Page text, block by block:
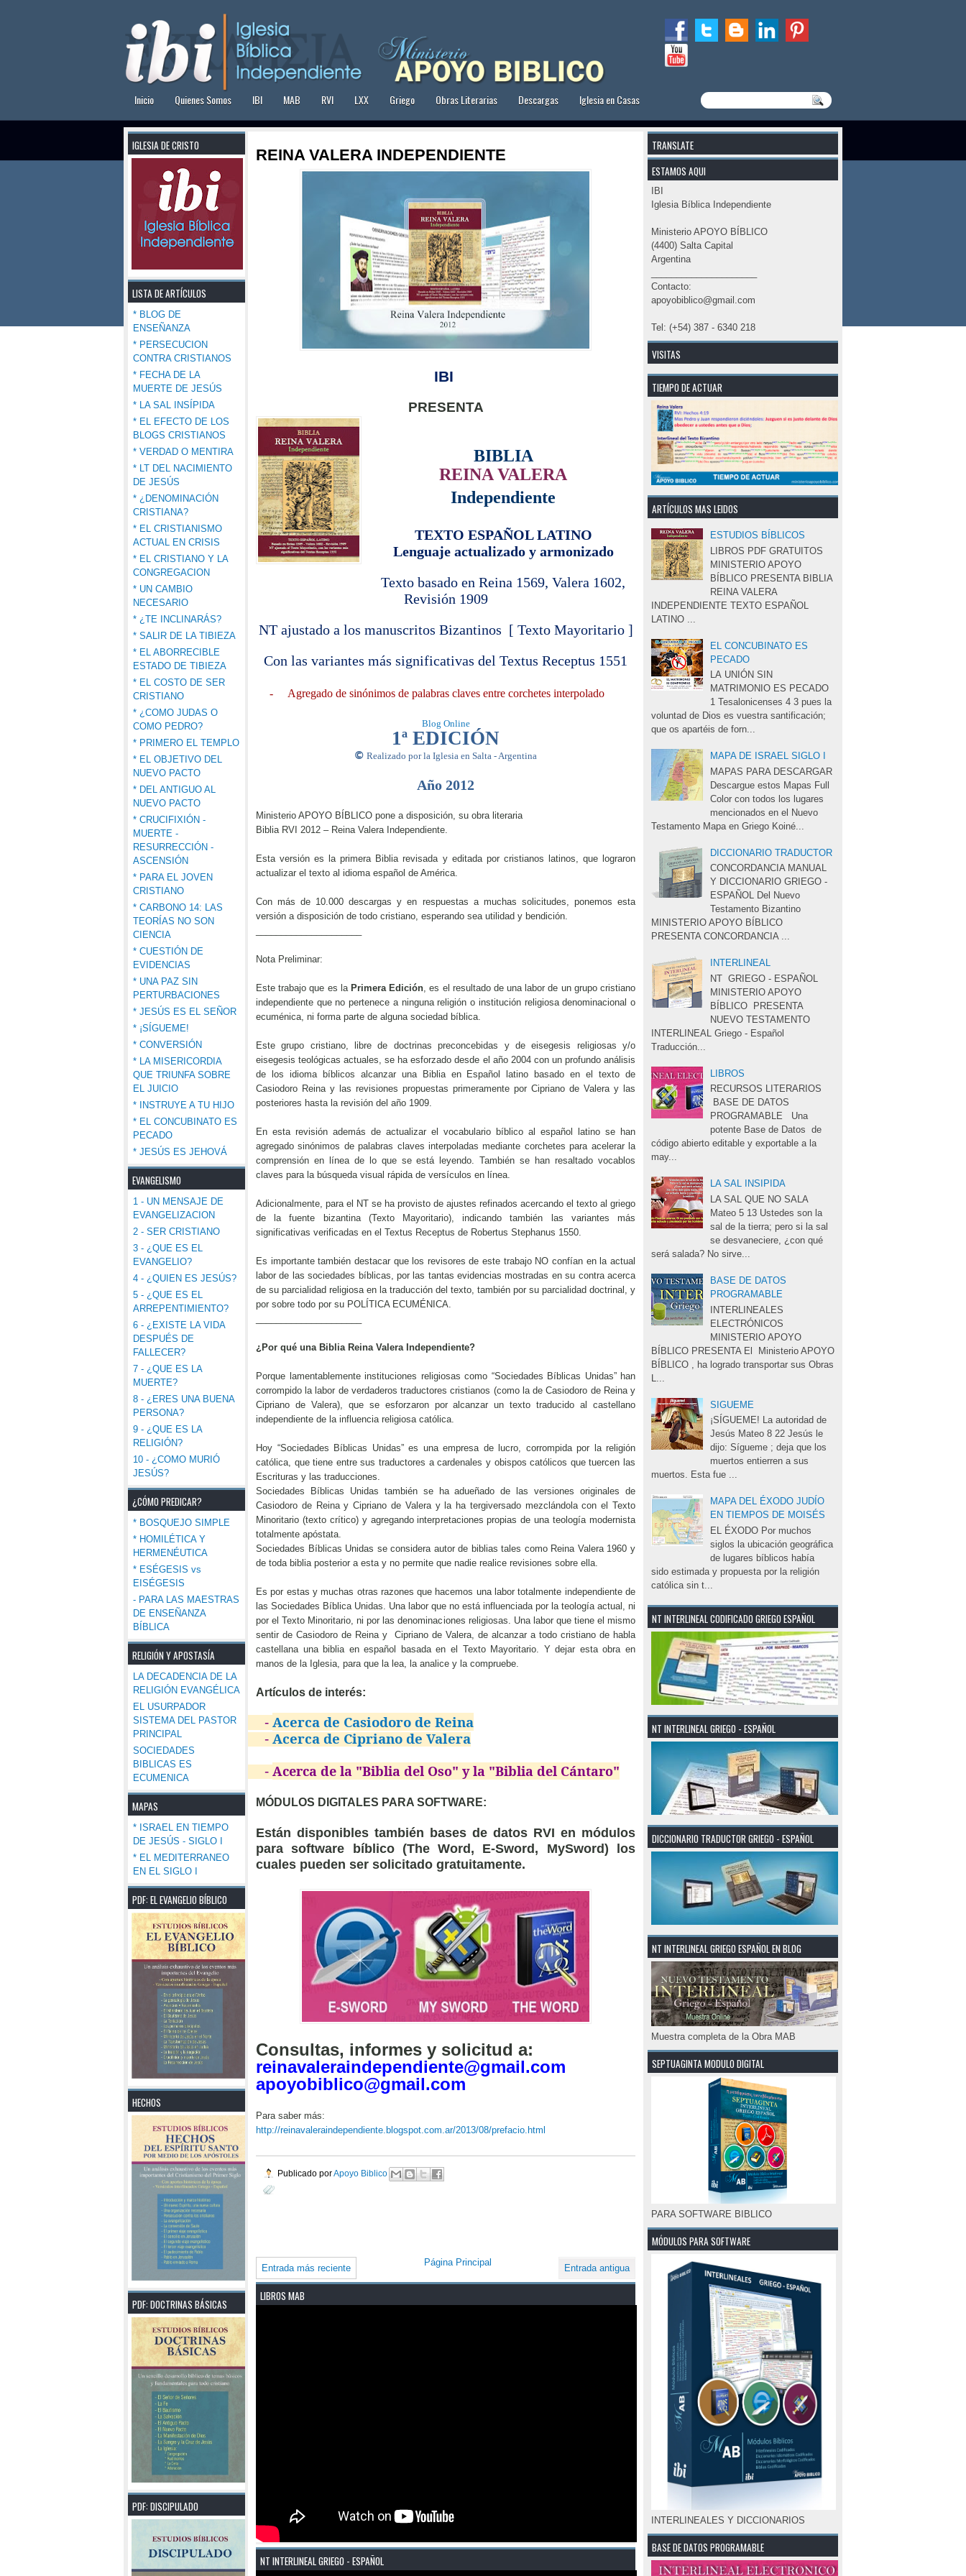
Inicio Quienes Somos IBI MAB RVI LXX Griego Obras Literarias Descargas Iglesia en Casas
TRANSLATE
ESTAMOS AQUI
IBI
Iglesia Bíblica Independiente
Ministerio APOYO BÍBLICO
(4400) Salta Capital
Argentina
Contacto:
apoyobiblico@gmail.com
Tel: (+54) 387 - 6340 218
VISITAS
TIEMPO DE ACTUAR
ARTÍCULOS MAS LEIDOS
ESTUDIOS BÍBLICOS
LIBROS PDF GRATUITOS
MINISTERIO APOYO
BÍBLICO PRESENTA BIBLIA
REINA VALERA
INDEPENDIENTE TEXTO ESPAÑOL
LATINO ...
EL CONCUBINATO ES
PECADO
LA UNIÓN SIN
MATRIMONIO ES PECADO
1 Tesalonicenses 4 3 pues la
voluntad de Dios es vuestra santificación;
que os apartéis de forn...
MAPA DE ISRAEL SIGLO I
MAPAS PARA DESCARGAR
Descargue estos Mapas Full
Color con todos los lugares
mencionados en el Nuevo
Testamento Mapa en Griego Koiné...
DICCIONARIO TRADUCTOR
CONCORDANCIA MANUAL
Y DICCIONARIO GRIEGO -
ESPAÑOL Del Nuevo
Testamento Bizantino
MINISTERIO APOYO BÍBLICO
PRESENTA CONCORDANCIA ...
INTERLINEAL
NT GRIEGO - ESPAÑOL
MINISTERIO APOYO
BÍBLICO PRESENTA
NUEVO TESTAMENTO
INTERLINEAL Griego - Español
Traducción...
LIBROS
RECURSOS LITERARIOS
BASE DE DATOS
PROGRAMABLE Una
potente Base de Datos de
código abierto editable y exportable a la
may...
LA SAL INSIPIDA
LA SAL QUE NO SALA
Mateo 5 13 Ustedes son la
sal de la tierra; pero si la sal
se desvaneciere, ¿con qué
será salada? No sirve...
BASE DE DATOS
PROGRAMABLE
INTERLINEALES
ELECTRÓNICOS
MINISTERIO APOYO
BÍBLICO PRESENTA El Ministerio APOYO
BÍBLICO , ha logrado transportar sus Obras
L...
SIGUEME
¡SÍGUEME! La autoridad de
Jesús Mateo 8 22 Jesús le
dijo: Sígueme ; deja que los
muertos entierren a sus
muertos. Esta fue ...
MAPA DEL ÉXODO JUDÍO
EN TIEMPOS DE MOISÉS
EL ÉXODO Por muchos
siglos la ubicación geográfica
de lugares bíblicos había
sido estimada y propuesta por la religión
católica sin t...
NT INTERLINEAL CODIFICADO GRIEGO ESPAÑOL
NT INTERLINEAL GRIEGO - ESPAÑOL
DICCIONARIO TRADUCTOR GRIEGO - ESPAÑOL
NT INTERLINEAL GRIEGO ESPAÑOL EN BLOG
Muestra completa de la Obra MAB
SEPTUAGINTA MODULO DIGITAL
PARA SOFTWARE BIBLICO
MÓDULOS PARA SOFTWARE
INTERLINEALES Y DICCIONARIOS
BASE DE DATOS PROGRAMABLE
REINA VALERA INDEPENDIENTE
IBI
PRESENTA
BIBLIA
REINA VALERA
Independiente
TEXTO ESPAÑOL LATINO
Lenguaje actualizado y armonizado
Texto basado en Reina 1569, Valera 1602,
Revisión 1909
NT ajustado a los manuscritos Bizantinos [ Texto Mayoritario ]
Con las variantes más significativas del Textus Receptus 1551
- Agregado de sinónimos de palabras claves entre corchetes interpolado
Blog Online
1ª EDICIÓN
© Realizado por la Iglesia en Salta - Argentina
Año 2012
Ministerio APOYO BÍBLICO pone a disposición, su obra literaria
Biblia RVI 2012 – Reina Valera Independiente.
Esta versión es la primera Biblia revisada y editada por cristianos latinos, que lograron
actualizar el texto al idioma español de América.
Con más de 10.000 descargas y en respuestas a muchas solicitudes, ponemos esta
versión a disposición de todo cristiano, esperando sea utilidad y bendición.
Nota Preliminar:
Este trabajo que es la Primera Edición , es el resultado de una labor de un grupo cristiano
independiente que no pertenece a ninguna religión o institución religiosa denominacional o
ecuménica, ni forma parte de alguna sociedad bíblica.
Este grupo cristiano, libre de doctrinas preconcebidas y de eisegesis religiosas y/o
eisegesis teológicas actuales, se ha esforzado desde el año 2004 con un profundo análisis
de los idioma bíblicos alcanzar una Biblia en Español latino basado en el texto de
Casiodoro Reina y las revisiones propuestas primeramente por Cipriano de Valera y las
posteriores hasta la revisión del año 1909.
En esta revisión además de actualizar el vocabulario bíblico al español latino se han
agregado sinónimos de palabras claves interpoladas mediante corchetes para acelerar la
comprensión en línea de lo que se está leyendo. También se han resaltado vocablos
claves para la búsqueda visual rápida de versículos en línea.
Adicionalmente, para el NT se ha provisto de ajustes refinados acercando el texto al griego
de la fuente bizantina (Texto Mayoritario), indicando también las variantes más
significativas verificadas en el Textus Receptus de Robertus Stephanus 1550.
Es importante también destacar que los revisores de este trabajo NO confían en la actual
labor de las sociedades bíblicas, por las tantas evidencias mostradas en su contra acerca
de su parcialidad religiosa en la traducción del texto, también por su parcialidad doctrinal, y
por sobre todo por su POLÍTICA ECUMÉNICA.
¿Por qué una Biblia Reina Valera Independiente?
Porque lamentablemente instituciones religiosas como “Sociedades Bíblicas Unidas” han
corrompido la labor de verdaderos traductores cristianos (como la de Casiodoro de Reina y
Cipriano de Valera), que se esforzaron por alcanzar un texto traducido al castellano
independiente de la influencia religiosa católica.
Hoy “Sociedades Bíblicas Unidas” es una empresa de lucro, corrompida por la religión
católica, que tiene entre sus traductores a cardenales y obispos católicos que tuercen las
Escrituras y las traducciones.
Sociedades Bíblicas Unidas también se ha adueñado de las versiones originales de
Casiodoro de Reina y Cipriano de Valera y la ha tergiversado mezclándola con el Texto
Minoritario (texto crítico) y agregando interpretaciones propias de una teología modernista
totalmente apóstata.
Sociedades Bíblicas Unidas se considera autor de biblias tales como Reina Valera 1960 y
de toda biblia posterior a esta y no permite que nadie realice revisiones sobre ella.
Es por estas y muchas otras razones que hacemos una labor totalmente independiente de
las Sociedades Bíblica Unidas. Una labor que no está influenciada por la teología actual, ni
por el Texto Minoritario, ni por las denominaciones religiosas. Una labor que tiene el mismo
sentir de Casiodoro de Reina y Cipriano de Valera, de alcanzar a todo cristiano de habla
castellana una biblia en español basada en el Texto Mayoritario. Y dejar esta obra en
manos de la Iglesia, para que la lea, la analice y la compruebe.
Artículos de interés:
- Acerca de Casiodoro de Reina
- Acerca de Cipriano de Valera
- Acerca de la "Biblia del Oso" y la "Biblia del Cántaro"
MÓDULOS DIGITALES PARA SOFTWARE:
Están disponibles también bases de datos RVI en módulos
para software bíblico (The Word, E-Sword, MySword) los
cuales pueden ser solicitado gratuitamente.
Consultas, informes y solicitud a:
reinavaleraindependiente@gmail.com
apoyobiblico@gmail.com
Para saber más:
http://reinavaleraindependiente.blogspot.com.ar/2013/08/prefacio.html
Publicado por Apoyo Biblico
Entrada más reciente Entrada antigua
Página Principal
LIBROS MAB
NT INTERLINEAL GRIEGO - ESPAÑOL
IGLESIA DE CRISTO
LISTA DE ARTÍCULOS
* BLOG DE
ENSEÑANZA
* PERSECUCION
CONTRA CRISTIANOS
* FECHA DE LA
MUERTE DE JESÚS
* LA SAL INSÍPIDA
* EL EFECTO DE LOS
BLOGS CRISTIANOS
* VERDAD O MENTIRA
* LT DEL NACIMIENTO
DE JESÚS
* ¿DENOMINACIÓN
CRISTIANA?
* EL CRISTIANISMO
ACTUAL EN CRISIS
* EL CRISTIANO Y LA
CONGREGACION
* UN CAMBIO
NECESARIO
* ¿TE INCLINARÁS?
* SALIR DE LA TIBIEZA
* EL ABORRECIBLE
ESTADO DE TIBIEZA
* EL COSTO DE SER
CRISTIANO
* ¿COMO JUDAS O
COMO PEDRO?
* PRIMERO EL TEMPLO
* EL OBJETIVO DEL
NUEVO PACTO
* DEL ANTIGUO AL
NUEVO PACTO
* CRUCIFIXIÓN -
MUERTE -
RESURRECCIÓN -
ASCENSIÓN
* PARA EL JOVEN
CRISTIANO
* CARBONO 14: LAS
TEORÍAS NO SON
CIENCIA
* CUESTIÓN DE
EVIDENCIAS
* UNA PAZ SIN
PERTURBACIONES
* JESÚS ES EL SEÑOR
* ¡SÍGUEME!
* CONVERSIÓN
* LA MISERICORDIA
QUE TRIUNFA SOBRE
EL JUICIO
* INSTRUYE A TU HIJO
* EL CONCUBINATO ES
PECADO
* JESÚS ES JEHOVÁ
EVANGELISMO
1 - UN MENSAJE DE
EVANGELIZACION
2 - SER CRISTIANO
3 - ¿QUE ES EL
EVANGELIO?
4 - ¿QUIEN ES JESÚS?
5 - ¿QUE ES EL
ARREPENTIMIENTO?
6 - ¿EXISTE LA VIDA
DESPUÉS DE
FALLECER?
7 - ¿QUE ES LA
MUERTE?
8 - ¿ERES UNA BUENA
PERSONA?
9 - ¿QUE ES LA
RELIGIÓN?
10 - ¿COMO MURIÓ
JESÚS?
¿CÓMO PREDICAR?
* BOSQUEJO SIMPLE
* HOMILÉTICA Y
HERMENÉUTICA
* ESÉGESIS vs
EISÉGESIS
- PARA LAS MAESTRAS
DE ENSEÑANZA
BÍBLICA
RELIGIÓN Y APOSTASÍA
LA DECADENCIA DE LA
RELIGIÓN EVANGÉLICA
EL USURPADOR
SISTEMA DEL PASTOR
PRINCIPAL
SOCIEDADES
BIBLICAS ES
ECUMENICA
MAPAS
* ISRAEL EN TIEMPO
DE JESÚS - SIGLO I
* EL MEDITERRANEO
EN EL SIGLO I
PDF: EL EVANGELIO BÍBLICO
HECHOS
PDF: DOCTRINAS BÁSICAS
PDF: DISCIPULADO